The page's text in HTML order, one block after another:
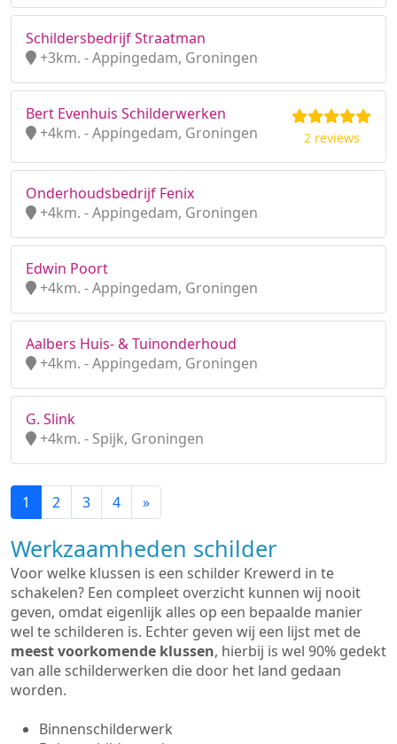
Schildersbedrijf Straatman
+3km. - Appingedam, Groningen
Bert Evenhuis Schilderwerken
+4km. - Appingedam, Groningen
2 reviews
Onderhoudsbedrijf Fenix
+4km. - Appingedam, Groningen
Edwin Poort
+4km. - Appingedam, Groningen
Aalbers Huis- & Tuinonderhoud
+4km. - Appingedam, Groningen
G. Slink
+4km. - Spijk, Groningen
1 2 3 4 »
Werkzaamheden schilder
Voor welke klussen is een schilder Krewerd in te
schakelen? Een compleet overzicht kunnen wij nooit
geven, omdat eigenlijk alles op een bepaalde manier
wel te schilderen is. Echter geven wij een lijst met de
meest voorkomende klussen, hierbij is wel 90% gedekt
van alle schilderwerken die door het land gedaan
worden.
Binnenschilderwerk